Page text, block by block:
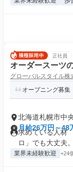
正社員
オーダースーツ
グローバルスタイル株
オープニング募集
北海道札幌市中
月給26万円～48
求めている人材
ロ」でも大丈夫
業界未経験歓迎 +24